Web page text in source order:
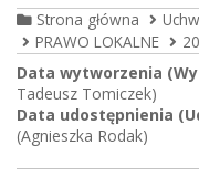
Strona główna
PRAWO LOKALNE
Data wytworzenia
Tadeusz Tomiczek)
Data udostępnienia
(Agnieszka Rodak)